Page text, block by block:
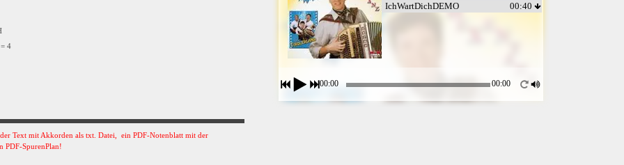
4
Text mit Akkorden als txt. Datei, ein PDF-Notenblatt mit der
PDF-SpurenPlan!
IchWartDichDEMO 00:40
00:00 00:00